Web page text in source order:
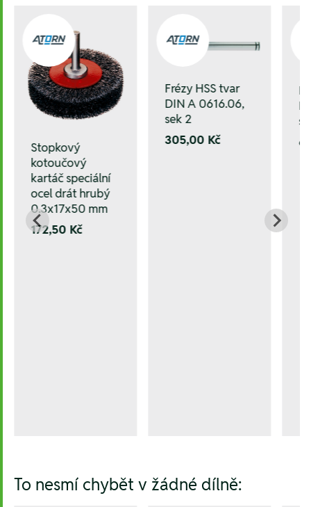
Stopkový
kotoučový
kartáč speciální
ocel drát hrubý
0.3x17x50 mm
172,50 Kč
Frézy HSS tvar
DIN A 0616.06,
sek 2
305,00 Kč
To nesmí chybět v žádné dílně: